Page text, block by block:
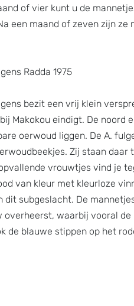
of vier kunt u de
een maand of zeven zijn
Radda 1975
bezit een vrij klein
Makokou eindigt. De
oerwoud liggen. De A.
Zij staan
vrouwtjes vind je
van kleur met kleurloze
dit subgeslacht. De
overheerst, waarbij vooral
de blauwe stippen op het